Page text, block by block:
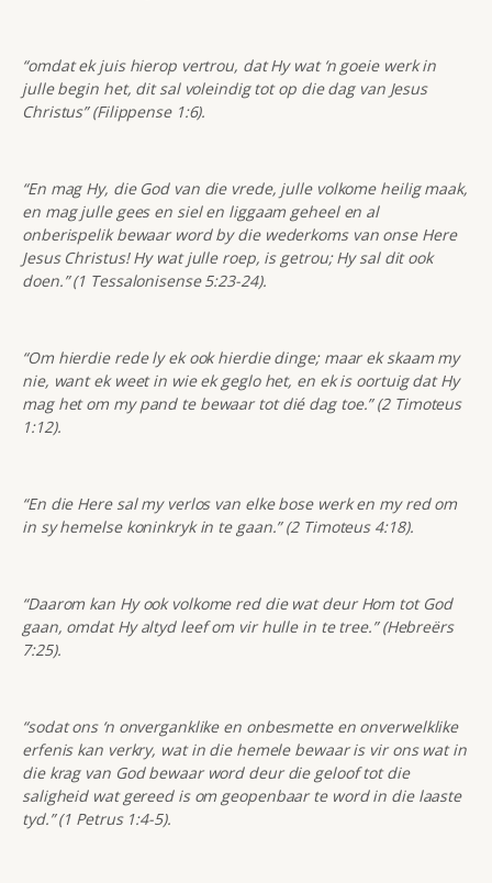
“omdat ek juis hierop vertrou, dat Hy wat ‘n goeie werk in
julle begin het, dit sal voleindig tot op die dag van Jesus
Christus” (Filippense 1:6).
“En mag Hy, die God van die vrede, julle volkome heilig maak,
en mag julle gees en siel en liggaam geheel en al
onberispelik bewaar word by die wederkoms van onse Here
Jesus Christus! Hy wat julle roep, is getrou; Hy sal dit ook
doen.” (1 Tessalonisense 5:23-24).
“Om hierdie rede ly ek ook hierdie dinge; maar ek skaam my
nie, want ek weet in wie ek geglo het, en ek is oortuig dat Hy
mag het om my pand te bewaar tot dié dag toe.” (2 Timoteus
1:12).
“En die Here sal my verlos van elke bose werk en my red om
in sy hemelse koninkryk in te gaan.” (2 Timoteus 4:18).
“Daarom kan Hy ook volkome red die wat deur Hom tot God
gaan, omdat Hy altyd leef om vir hulle in te tree.” (Hebreërs
7:25).
“sodat ons ‘n onverganklike en onbesmette en onverwelklike
erfenis kan verkry, wat in die hemele bewaar is vir ons wat in
die krag van God bewaar word deur die geloof tot die
saligheid wat gereed is om geopenbaar te word in die laaste
tyd.” (1 Petrus 1:4-5).